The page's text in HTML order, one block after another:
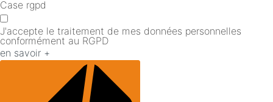
Case rgpd
J'accepte le traitement de mes données personnelles
conformément au RGPD
en savoir +